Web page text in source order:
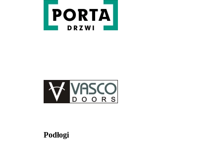
Podłogi